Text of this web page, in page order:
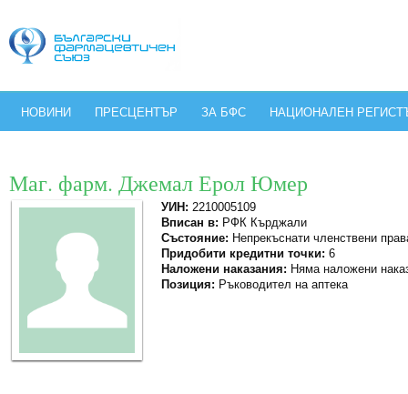
НОВИНИ ПРЕСЦЕНТЪР ЗА БФС НАЦИОНАЛЕН
Маг. фарм. Джемал Ерол Юмер
УИН: 2210005109
Вписан в: РФК Кърджали
Състояние: Непрекъснати членствени
Придобити кредитни точки: 6
Наложени наказания: Няма наложени
Позиция: Ръководител на аптека